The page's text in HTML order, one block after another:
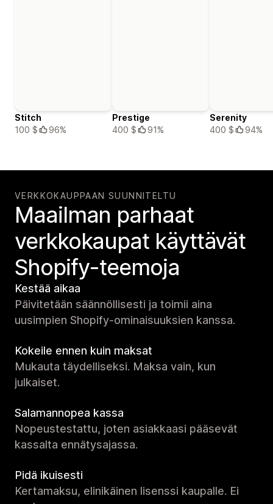
Stitch
100 $
96%
Prestige
400 $
91%
Serenity
400 $
94%
VERKKOKAUPPAAN SUUNNITELTU
Maailman parhaat
verkko­kaupat käyttävät
Shopify-teemoja
Kestää aikaa
Päivitetään säännöllisesti ja toimii aina
uusimpien Shopify-ominaisuuksien kanssa.
Kokeile ennen kuin maksat
Mukauta täydelliseksi. Maksa vain, kun
julkaiset.
Salamannopea kassa
Nopeustestattu, joten asiakkaasi pääsevät
kassalta ennätysajassa.
Pidä ikuisesti
Kertamaksu, elinikäinen lisenssi kaupalle. Ei